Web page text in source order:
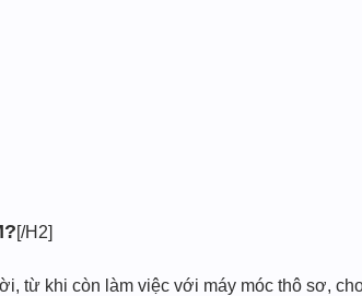
[/H2]
từ khi còn làm việc với máy móc thô sơ,